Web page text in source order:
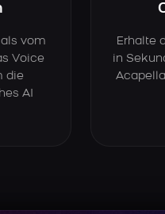
vom
Voice
die
AI
Erhalte
in